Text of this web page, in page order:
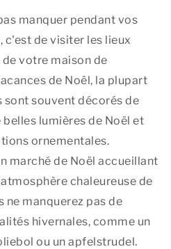
manquer pendant vos
c'est de visiter les lieux
votre maison de
de Noël, la plupart
sont souvent décorés de
lumières de Noël et
ornementales.
marché de Noël accueillant
chaleureuse de
ne manquerez pas de
hivernales, comme un
ou un apfelstrudel.